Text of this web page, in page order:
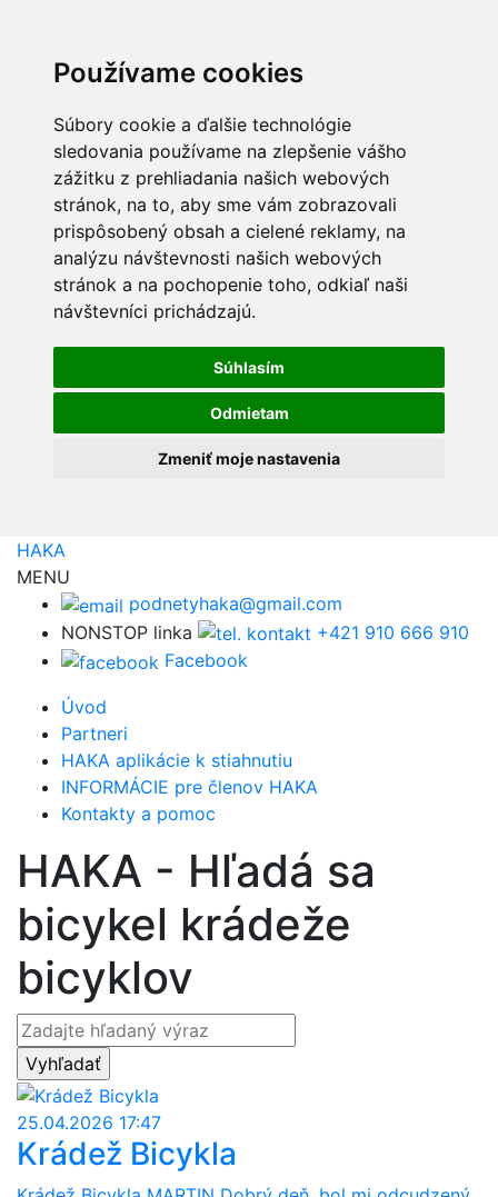
Používame cookies
Súbory cookie a ďalšie technológie
sledovania používame na zlepšenie vášho
zážitku z prehliadania našich webových
stránok, na to, aby sme vám zobrazovali
prispôsobený obsah a cielené reklamy, na
analýzu návštevnosti našich webových
stránok a na pochopenie toho, odkiaľ naši
návštevníci prichádzajú.
Súhlasím
Odmietam
Zmeniť moje nastavenia
HAKA
MENU
podnetyhaka@gmail.com
NONSTOP linka
+421 910 666 910
Facebook
Úvod
Partneri
HAKA aplikácie k stiahnutiu
INFORMÁCIE pre členov HAKA
Kontakty a pomoc
HAKA - Hľadá sa
bicykel krádeže
bicyklov
25.04.2026 17:47
Krádež Bicykla